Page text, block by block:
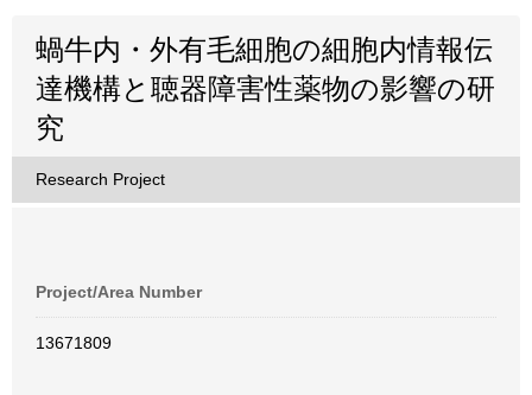
蝸牛内・外有毛細胞の細胞内情報伝
達機構と聴器障害性薬物の影響の研
究
Research Project
Project/Area Number
13671809